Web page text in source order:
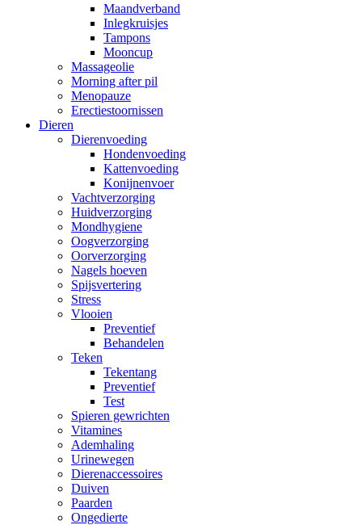
Maandverband
Inlegkruisjes
Tampons
Mooncup
Massageolie
Morning after pil
Menopauze
Erectiestoornissen
Dieren
Dierenvoeding
Hondenvoeding
Kattenvoeding
Konijnenvoer
Vachtverzorging
Huidverzorging
Mondhygiene
Oogverzorging
Oorverzorging
Nagels hoeven
Spijsvertering
Stress
Vlooien
Preventief
Behandelen
Teken
Tekentang
Preventief
Test
Spieren gewrichten
Vitamines
Ademhaling
Urinewegen
Dierenaccessoires
Duiven
Paarden
Ongedierte